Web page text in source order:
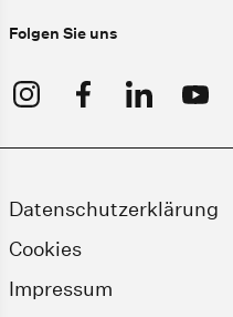
Folgen Sie uns
Datenschutzerklärung
Cookies
Impressum